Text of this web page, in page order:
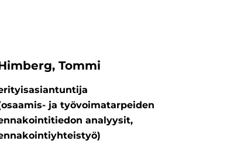
Tommi
ja työvoimatarpeiden
analyysit,